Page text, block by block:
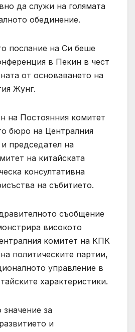
да служи на голямата
обединение.
послание на Си беше
в Пекин в чест
от основаването на
Жунг.
на Постоянния комитет
бюро на Централния
председател на
на китайската
консултативна
на събитието.
съобщение
високото
комитет на КПК
политическите партии,
управление в
характеристики.
за
и